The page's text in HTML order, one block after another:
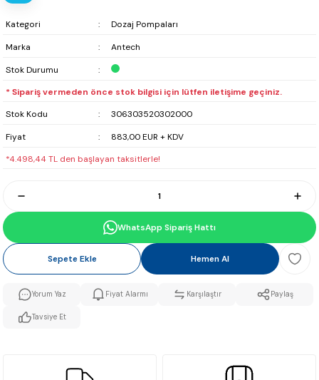
Kategori
Dozaj Pompaları
Marka
Antech
Stok Durumu
* Sipariş vermeden önce stok bilgisi için lütfen iletişime geçiniz.
Stok Kodu
306303520302000
Fiyat
883,00 EUR + KDV
*4.498,44 TL den başlayan taksitlerle!
WhatsApp Sipariş Hattı
Sepete Ekle Hemen Al
Yorum Yaz Fiyat Alarmı Karşılaştır Paylaş
Tavsiye Et